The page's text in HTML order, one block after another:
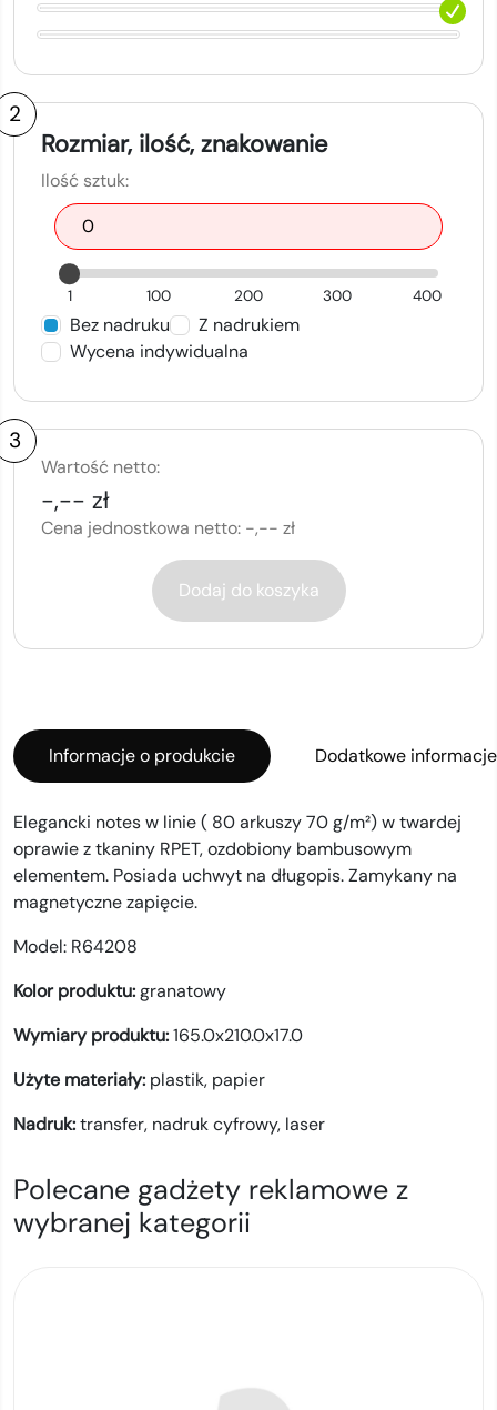
2
Rozmiar, ilość, znakowanie
Ilość sztuk:
1 100 200 300 400
Bez nadruku
Z nadrukiem
Wycena indywidualna
3
Wartość netto:
-,-- zł
Cena jednostkowa netto: -,-- zł
Dodaj do koszyka
Informacje o produkcie Dodatkowe informacje
Elegancki notes w linie ( 80 arkuszy 70 g/m²) w twardej
oprawie z tkaniny RPET, ozdobiony bambusowym
elementem. Posiada uchwyt na długopis. Zamykany na
magnetyczne zapięcie.
Model: R64208
Kolor produktu:granatowy
Wymiary produktu:165.0x210.0x17.0
Użyte materiały: plastik, papier
Nadruk:transfer, nadruk cyfrowy, laser
Polecane gadżety reklamowe z
wybranej kategorii